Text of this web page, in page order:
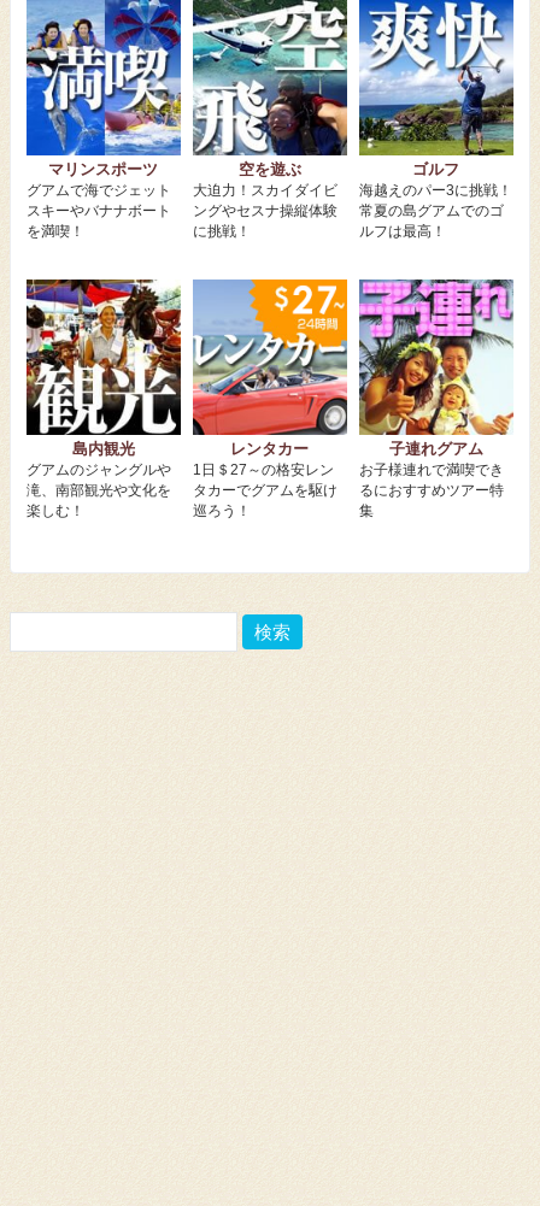
マリンスポーツ
グアムで海でジェット
スキーやバナナボート
を満喫！
空を遊ぶ
大迫力！スカイダイビ
ングやセスナ操縦体験
に挑戦！
ゴルフ
海越えのパー3に挑戦！
常夏の島グアムでのゴ
ルフは最高！
島内観光
グアムのジャングルや
滝、南部観光や文化を
楽しむ！
レンタカー
1日＄27～の格安レン
タカーでグアムを駆け
巡ろう！
子連れグアム
お子様連れで満喫でき
るにおすすめツアー特
集